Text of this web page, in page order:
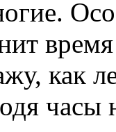
как
часы